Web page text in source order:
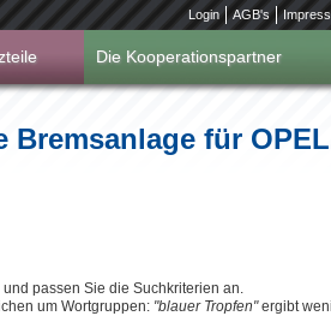
Login AGB's
Die Kooperationspartner
für
passen Sie die Suchkriterien an.
um Wortgruppen: "blauer Tropfen"ergibt